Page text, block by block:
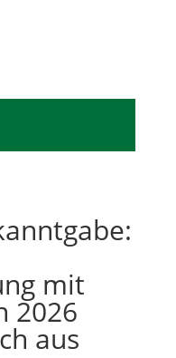
mit
2026
aus